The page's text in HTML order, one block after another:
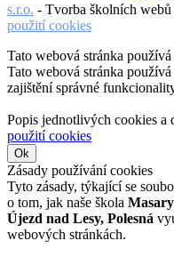
s.r.o. - Tvorba školních webů
použití cookies
Tato webová stránka
Tato webová stránka
zajištění správné
Popis jednotlivých cookies a
použití cookies
Ok
Zásady používání cookies
Tyto zásady, týkající se
o tom, jak naše škola
Újezd nad Lesy, Polesná
webových stránkách.